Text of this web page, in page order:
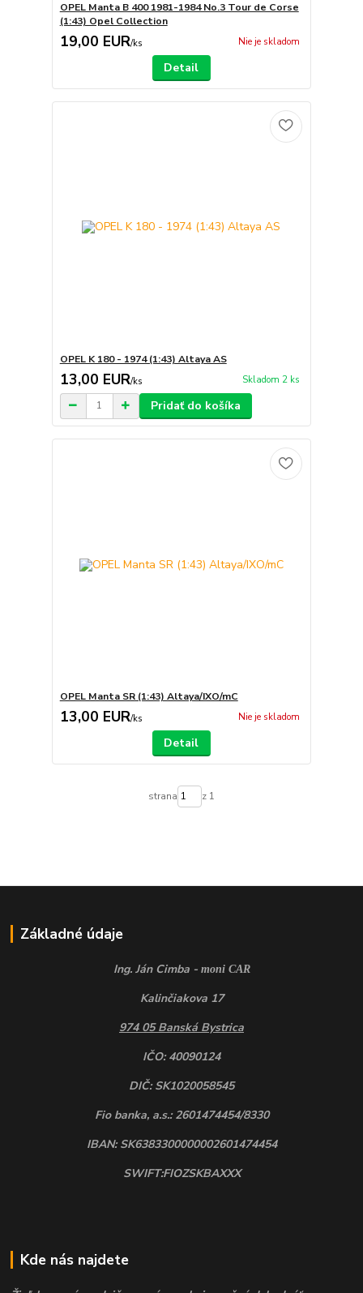
OPEL Manta B 400 1981-1984 No.3 Tour de Corse
(1:43) Opel Collection
19,00 EUR/ks Nie je skladom
Detail
OPEL K 180 - 1974 (1:43) Altaya AS
13,00 EUR/ks Skladom 2 ks
Pridať do košíka
OPEL Manta SR (1:43) Altaya/IXO/mC
13,00 EUR/ks Nie je skladom
Detail
strana z 1
Základné údaje
Ing. Ján Cimba - moni CAR
Kalinčiakova 17
974 05 Banská Bystrica
IČO: 40090124
DIČ: SK1020058545
Fio banka, a.s.: 2601474454/8330
IBAN: SK6383300000002601474454
SWIFT:FIOZSKBAXXX
Kde nás najdete